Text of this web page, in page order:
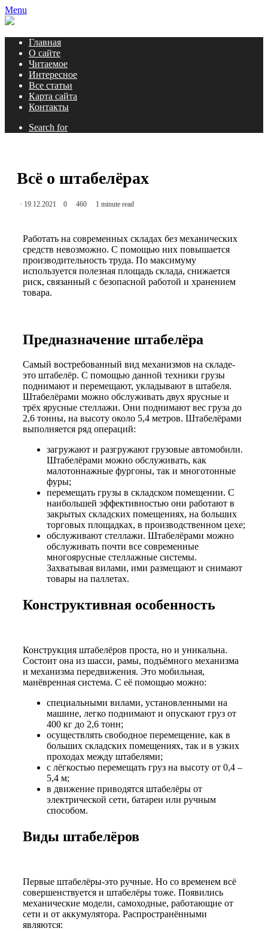
Menu
Главная
О сайте
Читаемое
Интересное
Все статьи
Карта сайта
Контакты
Search for
Всё о штабелёрах
19.12.2021 0 460 1 minute read
Работать на современных складах без механических
средств невозможно. С помощью них повышается
производительность труда. По максимуму
используется полезная площадь склада, снижается
риск, связанный с безопасной работой и хранением
товара.
Предназначение штабелёра
Самый востребованный вид механизмов на складе-
это штабелёр. С помощью данной техники грузы
поднимают и перемещают, укладывают в штабеля.
Штабелёрами можно обслуживать двух ярусные и
трёх ярусные стеллажи. Они поднимают вес груза до
2,6 тонны, на высоту около 5,4 метров. Штабелёрами
выполняется ряд операций:
загружают и разгружают грузовые автомобили.
Штабелёрами можно обслуживать, как
малотоннажные фургоны, так и многотонные
фуры;
перемещать грузы в складском помещении. С
наибольшей эффективностью они работают в
закрытых складских помещениях, на больших
торговых площадках, в производственном цехе;
обслуживают стеллажи. Штабелёрами можно
обслуживать почти все современные
многоярусные стеллажные системы.
Захватывая вилами, ими размещают и снимают
товары на паллетах.
Конструктивная особенность
Конструкция штабелёров проста, но и уникальна.
Состоит она из шасси, рамы, подъёмного механизма
и механизма передвижения. Это мобильная,
манёвренная система. С её помощью можно:
специальными вилами, установленными на
машине, легко поднимают и опускают груз от
400 кг до 2,6 тонн;
осуществлять свободное перемещение, как в
больших складских помещениях, так и в узких
проходах между штабелями;
с лёгкостью перемещать груз на высоту от 0,4 –
5,4 м;
в движение приводятся штабелёры от
электрической сети, батареи или ручным
способом.
Виды штабелёров
Первые штабелёры-это ручные. Но со временем всё
совершенствуется и штабелёры тоже. Появились
механические модели, самоходные, работающие от
сети и от аккумулятора. Распространёнными
являются: